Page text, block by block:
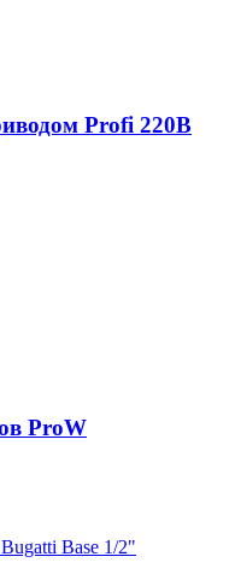
Profi 220В
ProW